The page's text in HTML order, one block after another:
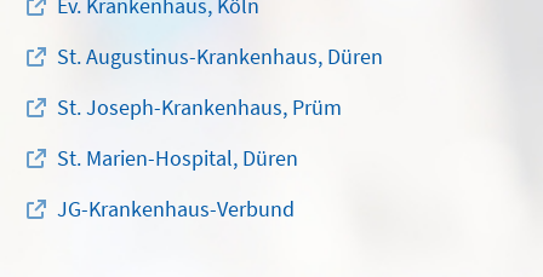
St. Augustinus-Krankenhaus, Düren
St. Joseph-Krankenhaus, Prüm
St. Marien-Hospital, Düren
JG-Krankenhaus-Verbund